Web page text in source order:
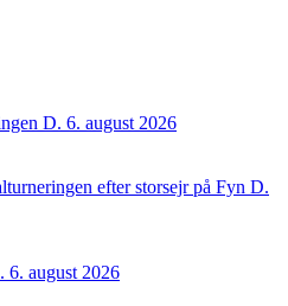
D. 6. august 2026
efter storsejr på Fyn D.
6. august 2026